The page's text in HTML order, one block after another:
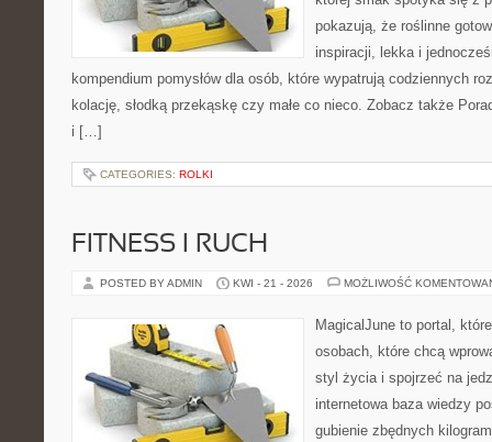
pokazują, że roślinne
inspiracji, lekka i
kompendium pomysłów dla osób, które wypatrują codziennych
kolację, słodką przekąskę czy małe co nieco. Zobacz także
i […]
CATEGORIES: ROLKI
FITNESS I RUCH
POSTED BY ADMIN KWI - 21 - 2026 MOŻLIWOŚĆ
MagicalJune to portal,
osobach, które chcą
styl życia i spojrzeć na
internetowa baza wiedzy
gubienie zbędnych